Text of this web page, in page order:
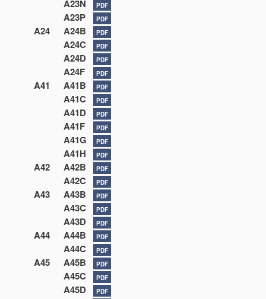
A23N PDF
A23P PDF
A24 A24B PDF
A24C PDF
A24D PDF
A24F PDF
A41 A41B PDF
A41C PDF
A41D PDF
A41F PDF
A41G PDF
A41H PDF
A42 A42B PDF
A42C PDF
A43 A43B PDF
A43C PDF
A43D PDF
A44 A44B PDF
A44C PDF
A45 A45B PDF
A45C PDF
A45D PDF